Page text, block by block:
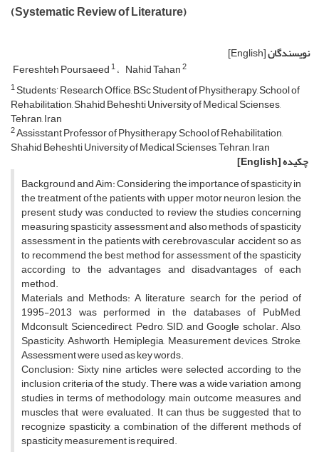
(Systematic Review of Literature)
نویسندگان[English]
Fereshteh Poursaeed1 Nahid Tahan2
1Students’ Research Office, BSc Student of Physitherapy, School of
Rehabilitation, Shahid Beheshti University of Medical Scienses,
Tehran, Iran
2Assisstant Professor of Physitherapy, School of Rehabilitation,
Shahid Beheshti University of Medical Scienses, Tehran, Iran
چکیده[English]
Background and Aim: Considering the importance of spasticity in
the treatment of the patients with upper motor neuron lesion, the
present study was conducted to review the studies concerning
measuring spasticity assessment and also methods of spasticity
assessment in the patients with cerebrovascular accident so as
to recommend the best method for assessment of the spasticity
according to the advantages and disadvantages of each
method.
Materials and Methods: A literature search for the period of
1995-2013 was performed in the databases of PubMed,
Mdconsult, Sciencedirect, Pedro, SID, and Google scholar. Also,
Spasticity, Ashworth, Hemiplegia, Measurement devices, Stroke,
Assessment were used as key words.
Conclusion: Sixty nine articles were selected according to the
inclusion criteria of the study. There was a wide variation among
studies in terms of methodology, main outcome measures, and
muscles that were evaluated. It can thus be suggested that to
recognize spasticity, a combination of the different methods of
spasticity measurement is required.